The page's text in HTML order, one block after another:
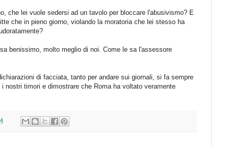
che lei vuole sedersi ad un tavolo per bloccare l'abusivismo? E
che in pieno giorno, violando la moratoria che lei stesso ha
benissimo, molto meglio di noi. Come le sa l'assessore
di facciata, tanto per andare sui giornali, si fa sempre
nostri timori e dimostrare che Roma ha voltato veramente